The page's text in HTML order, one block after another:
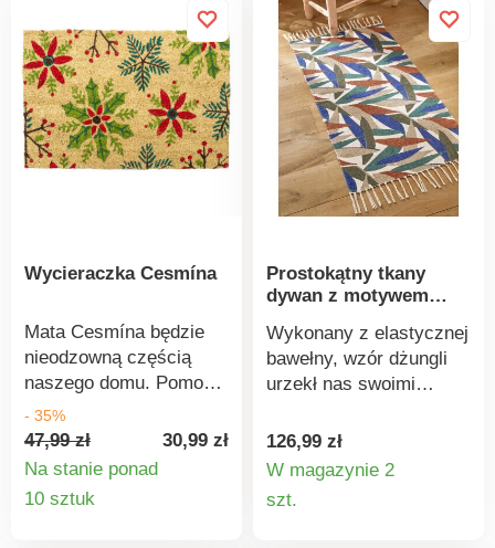
Wycieraczka Cesmína
Mata Cesmína będzie
nieodzowną częścią
naszego domu. Pomoże
utrzymać dom w
czystości. Wykonana
jest z praktycznego
włókna kokosowego.
Wymiary. - Motyw
- 35%
47,99 zł
30,99 zł
Na stanie ponad
10 sztuk
Prostokątny tkany
dywan z motywem
Wykonany z elastycznej
bawełny, wzór dżungli
urzekł nas swoimi
czerwonymi tonami.
Prostokątny, tkany
dywan z motywem
dżungli. Beżowy spód.
126,99 zł
W magazynie 2
szt.